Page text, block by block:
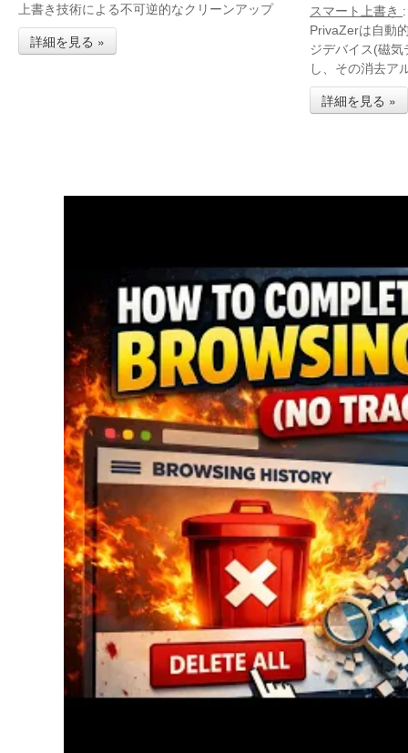
上書き技術による不可逆的なクリーンアップ
詳細を見る »
スマート上書き :
PrivaZerは自動
ジデバイス(磁
し、その消去ア
詳細を見る »